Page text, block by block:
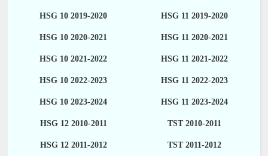
HSG 10 2019-2020 HSG 11 2019-2020
HSG 10 2020-2021 HSG 11 2020-2021
HSG 10 2021-2022 HSG 11 2021-2022
HSG 10 2022-2023 HSG 11 2022-2023
HSG 10 2023-2024 HSG 11 2023-2024
HSG 12 2010-2011 TST 2010-2011
HSG 12 2011-2012 TST 2011-2012